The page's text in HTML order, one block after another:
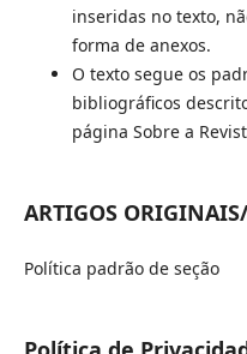
inseridas no texto,
forma de anexos.
O texto segue os
bibliográficos
página Sobre a
ARTIGOS
Política padrão de seção